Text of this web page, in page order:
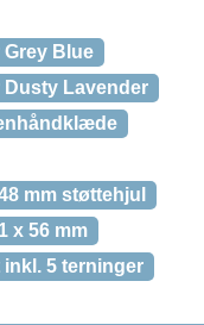
Blue
Lavender
mm støttehjul
x 56 mm
5 terninger